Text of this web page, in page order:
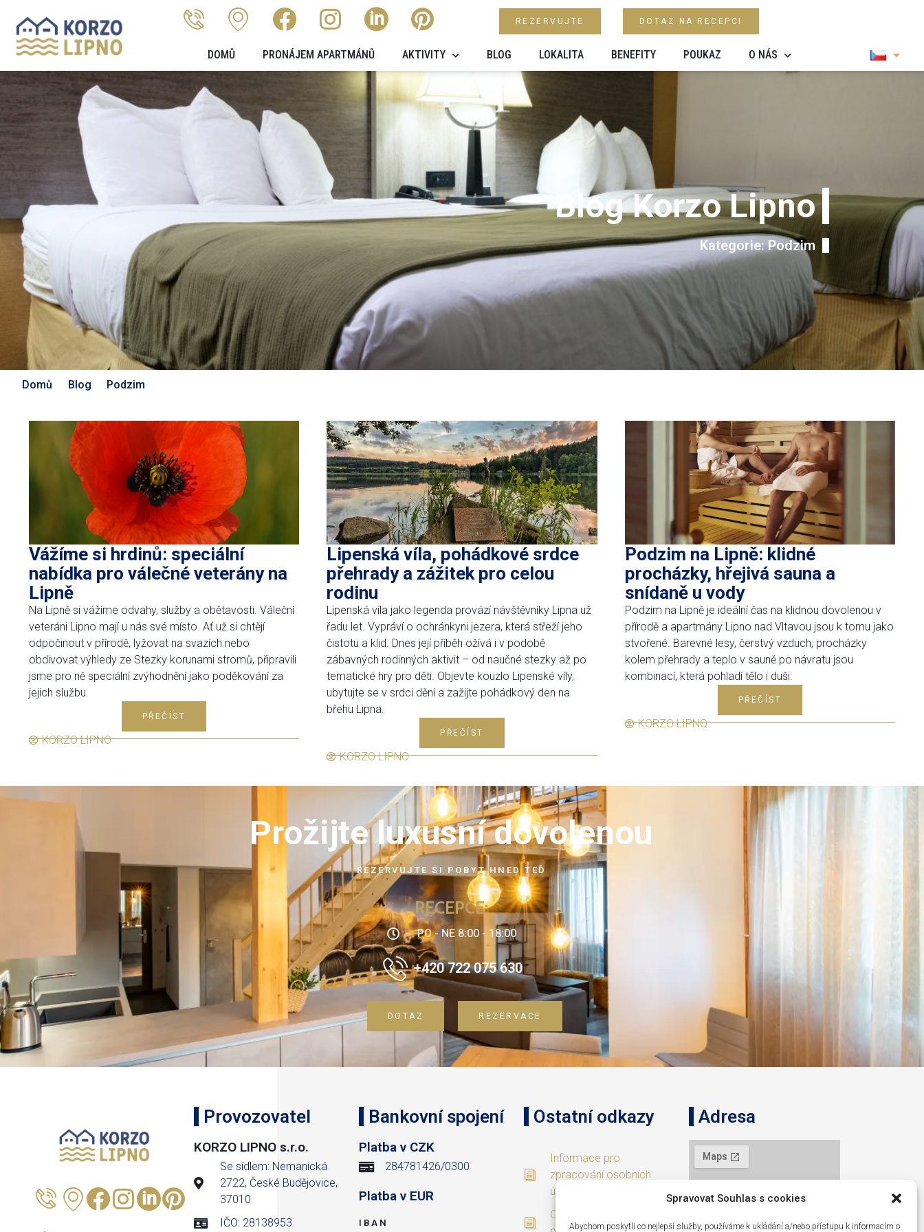
Spravovat Souhlas s cookies
Abychom poskytli co nejlepší služby, používáme k ukládání a/nebo přístupu k informacím o
REZERVUJTE DOTAZ NA RECEPCI
DOMŮ PRONÁJEM APARTMÁNŮ AKTIVITY BLOG LOKALITA BENEFITY POUKAZ O NÁS
Blog Korzo Lipno
Kategorie: Podzim
Domů Blog Podzim
Vážíme si hrdinů: speciální
nabídka pro válečné veterány na
Lipně
Na Lipně si vážíme odvahy, služby a obětavosti. Váleční
veteráni Lipno mají u nás své místo. Ať už si chtějí
odpočinout v přírodě, lyžovat na svazích nebo
obdivovat výhledy ze Stezky korunami stromů, připravili
jsme pro ně speciální zvýhodnění jako poděkování za
jejich službu.
PŘEČÍST
KORZO LIPNO
Lipenská víla, pohádkové srdce
přehrady a zážitek pro celou
rodinu
Lipenská víla jako legenda provází návštěvníky Lipna už
řadu let. Vypráví o ochránkyni jezera, která střeží jeho
čistotu a klid. Dnes její příběh ožívá i v podobě
zábavných rodinných aktivit – od naučné stezky až po
tematické hry pro děti. Objevte kouzlo Lipenské víly,
ubytujte se v srdci dění a zažijte pohádkový den na
břehu Lipna.
PŘEČÍST
KORZO LIPNO
Podzim na Lipně: klidné
procházky, hřejivá sauna a
snídaně u vody
Podzim na Lipně je ideální čas na klidnou dovolenou v
přírodě a apartmány Lipno nad Vltavou jsou k tomu jako
stvořené. Barevné lesy, čerstvý vzduch, procházky
kolem přehrady a teplo v sauně po návratu jsou
kombinací, která pohladí tělo i duši.
PŘEČÍST
KORZO LIPNO
Prožijte luxusní dovolenou
REZERVUJTE SI POBYT HNED TEĎ
RECEPCE:
PO - NE 8:00 - 18:00
+420 722 075 630
DOTAZ REZERVACE
Provozovatel
KORZO LIPNO s.r.o.
Se sídlem: Nemanická
2722, České Budějovice,
37010
IČO: 28138953
Bankovní spojení
Platba v CZK
284781426/0300
Platba v EUR
IBAN
Ostatní odkazy
Informace pro
zpracování osobních
údajů
Obchodní a storno
Adresa